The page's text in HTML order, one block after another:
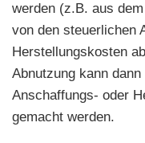
werden (z.B. aus
von den steuerlichen
Herstellungskosten
Abnutzung kann
Anschaffungs- oder
gemacht werden.